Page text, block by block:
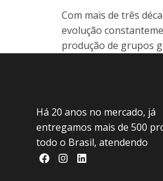
Com mais de três
evolução
produção de grupos
Há 20 anos no mercado, já
entregamos mais de 500
todo o Brasil, atendendo